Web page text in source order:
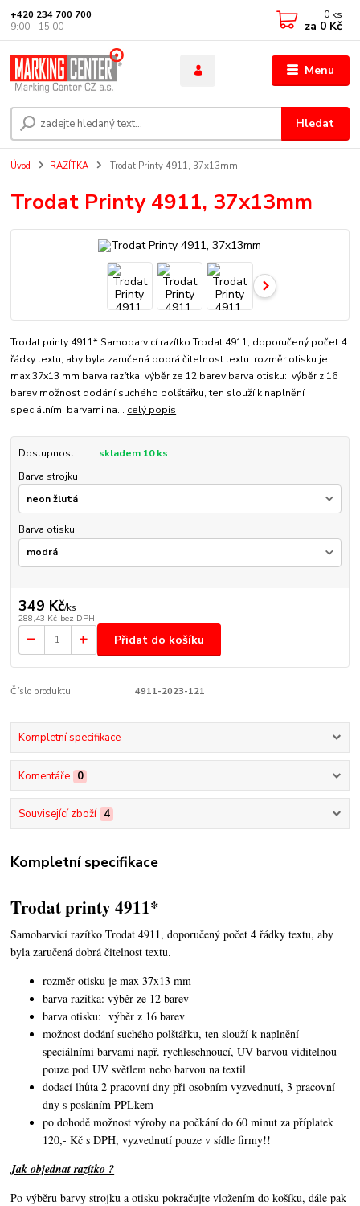
Menu
Hledat
+420 234 700 700
9:00 - 15:00
0 ks
za 0 Kč
Úvod RAZÍTKA Trodat Printy 4911, 37x13mm
Trodat Printy 4911, 37x13mm
Trodat printy 4911* Samobarvicí razítko Trodat 4911, doporučený počet 4
řádky textu, aby byla zaručená dobrá čitelnost textu. rozměr otisku je
max 37x13 mm barva razítka: výběr ze 12 barev barva otisku: výběr z 16
barev možnost dodání suchého polštářku, ten slouží k naplnění
speciálními barvami na... celý popis
Dostupnost
skladem 10 ks
Barva strojku
Barva otisku
349 Kč/ks
288,43 Kč bez DPH
Přidat do košíku
Číslo produktu: 4911-2023-121
Kompletní specifikace
Komentáře 0
Související zboží 4
Kompletní specifikace
Trodat printy 4911*
Samobarvicí razítko Trodat 4911, doporučený počet 4 řádky textu,aby
byla zaručená dobrá čitelnost textu.
rozměr otisku je max 37x13 mm
barva razítka: výběr ze 12 barev
barva otisku: výběr z 16 barev
možnost dodání suchého polštářku, ten slouží k naplnění
speciálními barvami např. rychleschnoucí, UV barvou viditelnou
pouze pod UV světlem nebo barvou na textil
dodací lhůta 2 pracovní dny při osobním vyzvednutí, 3 pracovní
dny s posláním PPLkem
po dohodě možnost výroby na počkání do 60 minut za příplatek
120,- Kč s DPH, vyzvednutí pouze v sídle firmy!!
Jak objednat razítko ?
Po výběru barvy strojku a otisku pokračujte vložením do košíku, dále pak